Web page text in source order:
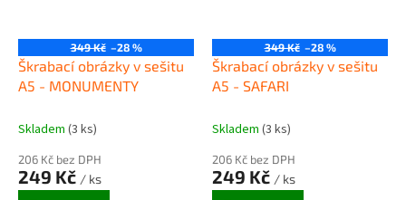
349 Kč –28 %
Škrabací obrázky v sešitu
A5 - MONUMENTY
Skladem (3 ks)
206 Kč bez DPH
249 Kč / ks
349 Kč –28 %
Škrabací obrázky v sešitu
A5 - SAFARI
Skladem (3 ks)
206 Kč bez DPH
249 Kč / ks